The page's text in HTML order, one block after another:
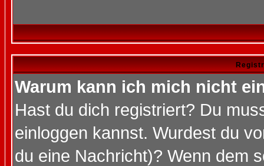
Warum kann ich mich nicht
Hast du dich registriert? Du
einloggen kannst. Wurdest du
du eine Nachricht)? Wenn dem